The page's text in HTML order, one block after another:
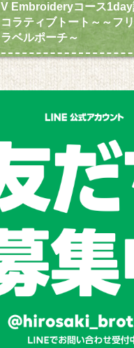
V Embroideryコース1day
コラティブトート～～フ
ラベルポーチ～